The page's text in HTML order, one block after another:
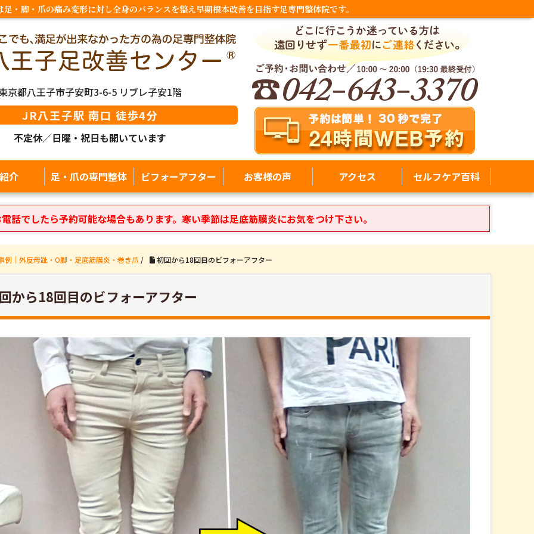
・脚・爪の痛み変形に対し全身のバランスを整え早期根本改善を目指す足専門整体院です。
京都八王子市子安町3-6-5 リブレ子安1階
JR八王子駅 南口 徒歩4分
不定休／日曜・祝日も開いています
介 足・爪の専門整体 ビフォーアフター お客様の声 アクセス セルフケア百科
話でしたら予約可能な場合もあります。寒い季節は足底筋膜炎にお気をつけ下さい。
｜外反母趾・O脚・足底筋膜炎・巻き爪 / 初回から18回目のビフォーアフター
から18回目のビフォーアフター